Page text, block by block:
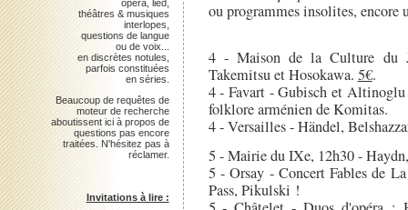
ou programmes insolites,
4 - Maison de la Culture du
Takemitsu et Hosokawa. 5€.
4 - Favart - Gubisch et Altinoglu
folklore arménien de Komitas.
4 - Versailles - Händel,
5 - Mairie du IXe, 12h30 -
5 - Orsay - Concert Fables de
Pass, Pikulski !
opéra, lied,
théâtres & musiques
interlopes,
questions de langue
ou de voix...
en discrètes notules,
parfois constituées
en séries.
Beaucoup de requêtes de
moteur de recherche
aboutissent ici à propos de
questions pas encore
traitées. N'hésitez pas à
réclamer.
Invitations à lire :